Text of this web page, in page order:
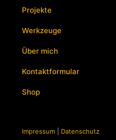
Projekte
Werkzeuge
Über mich
Kontaktformular
Shop
Impressum Datenschutz